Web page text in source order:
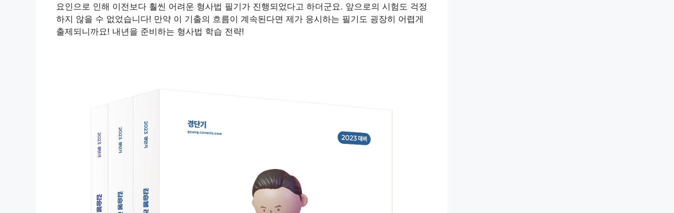
요인으로 인해 이전보다 훨씬 어려운 형사법 필기가 진행되었다고 하더군요. 앞으로의 시험도 걱정
하지 않을 수 없었습니다! 만약 이 기출의 흐름이 계속된다면 제가 응시하는 필기도 굉장히 어렵게
출제되니까요! 내년을 준비하는 형사법 학습 전략!